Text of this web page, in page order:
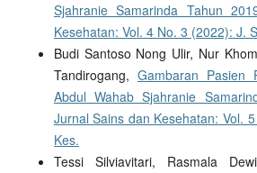
Sjahranie Samarinda Tahun
Kesehatan: Vol. 4 No. 3 (2022): J.
Budi Santoso Nong Ulir, Nur
Tandirogang, Gambaran Pasien
Abdul Wahab Sjahranie
Jurnal Sains dan Kesehatan: Vol.
Kes.
Tessi Silviavitari, Rasmala